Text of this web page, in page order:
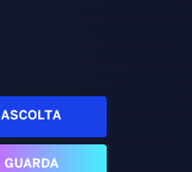
ASCOLTA
GUARDA